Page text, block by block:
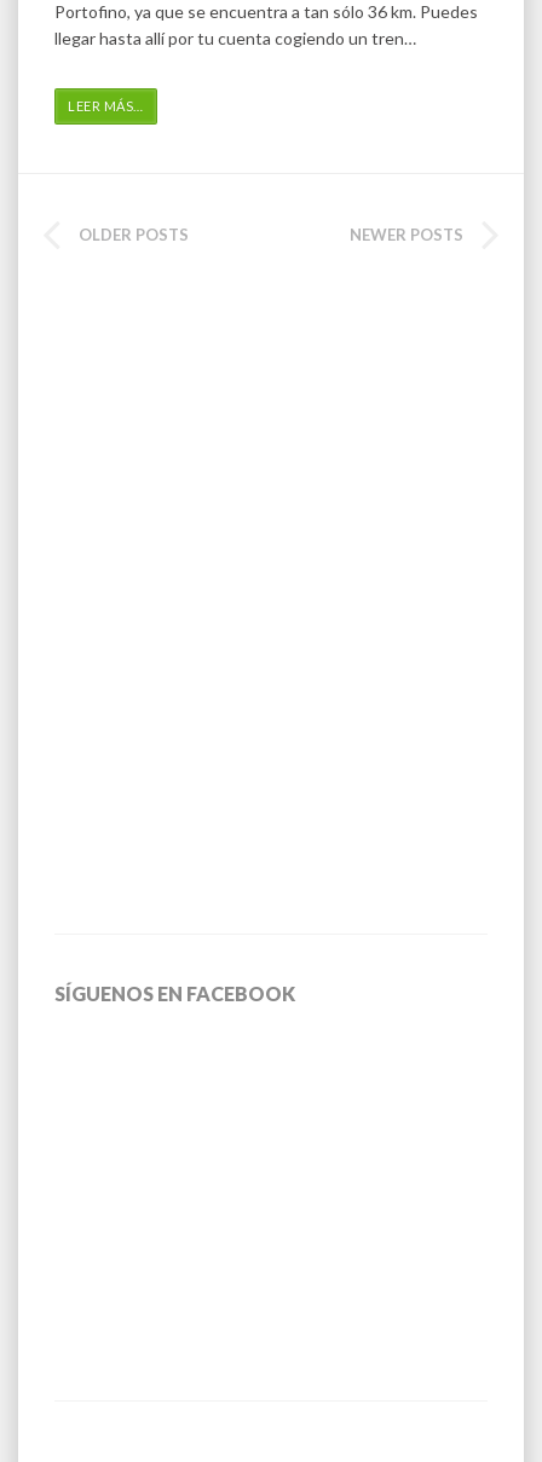
Portofino, ya que se encuentra a tan sólo 36 km. Puedes
llegar hasta allí por tu cuenta cogiendo un tren…
LEER MÁS
POSTS
OLDER POSTS NEWER POSTS
SÍGUENOS EN FACEBOOK